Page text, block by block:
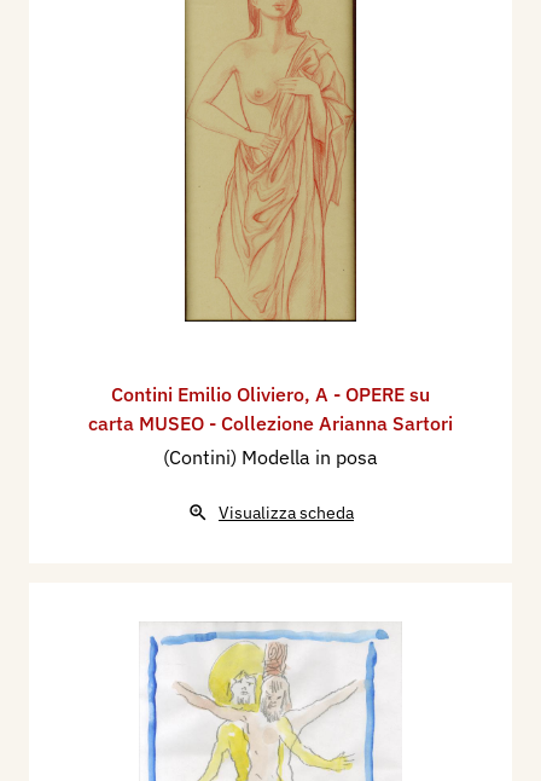
Contini Emilio Oliviero, A - OPERE su
carta MUSEO - Collezione Arianna Sartori
(Contini) Modella in posa
Visualizza scheda